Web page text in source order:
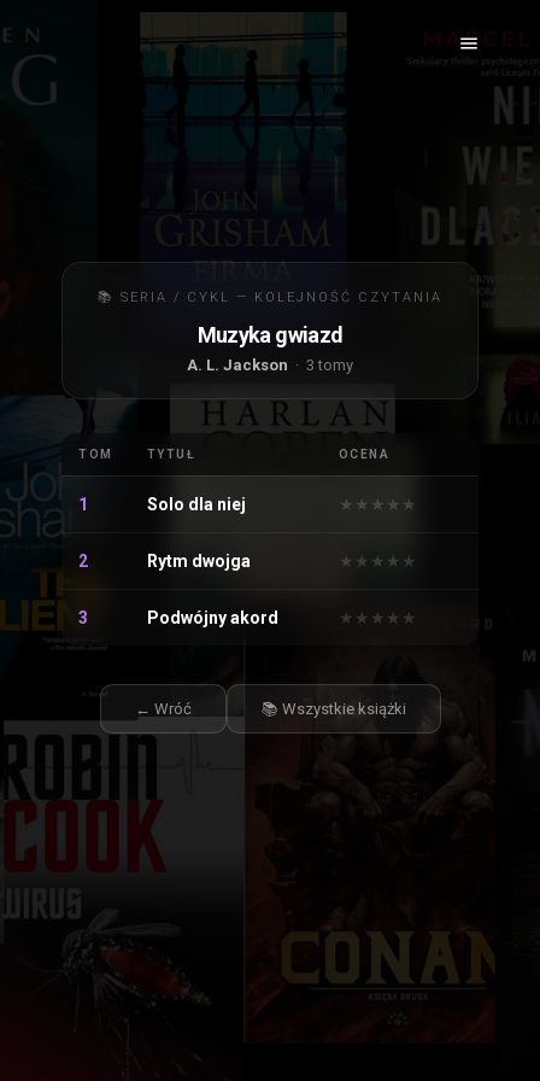
📚 SERIA / CYKL — KOLEJNOŚĆ CZYTANIA
Muzyka gwiazd
A. L. Jackson · 3 tomy
TOM TYTUŁ OCENA
1 Solo dla niej ★
★ ★
★ ★
★ ★
★ ★
★
2 Rytm dwojga ★
★ ★
★ ★
★ ★
★ ★
★
3 Podwójny akord ★
★ ★
★ ★
★ ★
★ ★
★
← Wróć 📚 Wszystkie książki